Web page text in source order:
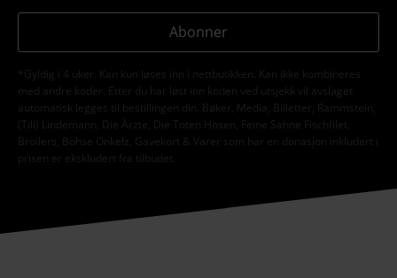
Abonner
*Gyldig i 4 uker. Kan kun løses inn i nettbutikken. Kan ikke kombineres
med andre koder. Etter du har løst inn koden ved utsjekk vil avslaget
automatisk legges til bestillingen din. Bøker, Media, Billetter, Rammstein,
(Till) Lindemann, Die Ärzte, Die Toten Hosen, Feine Sahne Fischfilet,
Broilers, Böhse Onkelz, Gavekort & Varer som har en donasjon inkludert i
prisen er ekskludert fra tilbudet.